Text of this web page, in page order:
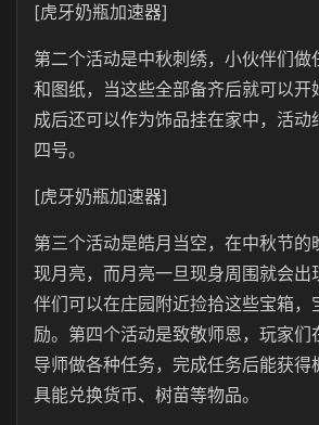
[虎牙奶瓶加速器]
第二个活动是中秋刺绣，小伙伴们做
和图纸，当这些全部备齐后就可以开
成后还可以作为饰品挂在家中，活动
四号。
[虎牙奶瓶加速器]
第三个活动是皓月当空，在中秋节的
现月亮，而月亮一旦现身周围就会出
伴们可以在庄园附近捡拾这些宝箱，
励。第四个活动是致敬师恩，玩家们
导师做各种任务，完成任务后能获得
具能兑换货币、树苗等物品。